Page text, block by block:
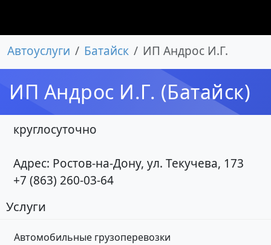
Автоуслуги Батайск ИП Андрос И.Г.
ИП Андрос И.Г. (Батайск)
круглосуточно
Адрес: Ростов-на-Дону, ул. Текучева, 173
+7 (863) 260-03-64
Услуги
Автомобильные грузоперевозки